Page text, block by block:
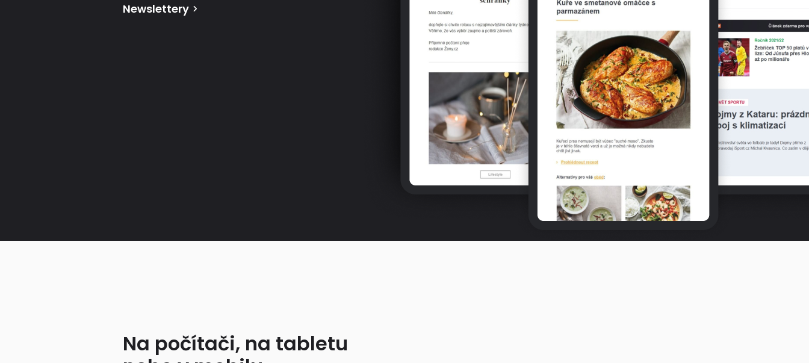
Newslettery
Na počítači, na tabletu